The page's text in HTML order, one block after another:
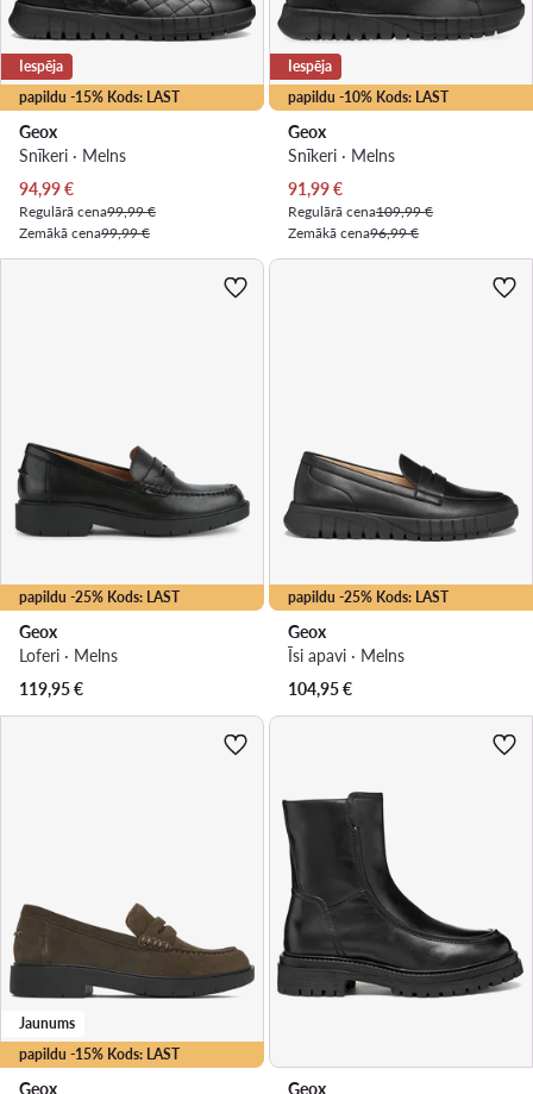
papildu -15% Kods: LAST
Iespēja
Geox
Snīkeri · Melns
Pašreizējā cena
94,99€
Regulārā cena99,99 €
Zemākā cena99,99 €
papildu -10% Kods: LAST
Iespēja
Geox
Snīkeri · Melns
Pašreizējā cena
91,99€
Regulārā cena109,99 €
Zemākā cena96,99 €
papildu -25% Kods: LAST
Geox
Loferi · Melns
119,95€
papildu -25% Kods: LAST
Geox
Īsi apavi · Melns
104,95€
papildu -15% Kods: LAST
Jaunums
Geox Geox